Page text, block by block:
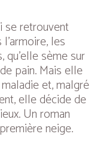
se retrouvent
les
sème sur
pain. Mais elle
et, malgré
elle décide de
Un roman
neige.